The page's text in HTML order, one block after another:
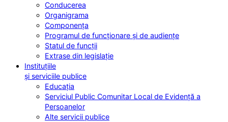
Conducerea
Organigrama
Componența
Programul de funcționare și de audiențe
Statul de funcții
Extrase din legislație
Instituțiile
și serviciile publice
Educația
Serviciul Public Comunitar Local de Evidență a
Persoanelor
Alte servicii publice